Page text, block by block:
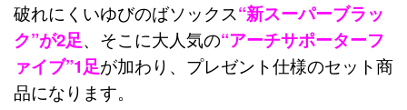
破れにくいゆびのばソックス“新スーパーブラッ
ク”が2足、そこに大人気の“アーチサポーターフ
ァイブ”1足が加わり、プレゼント仕様のセット商
品になります。